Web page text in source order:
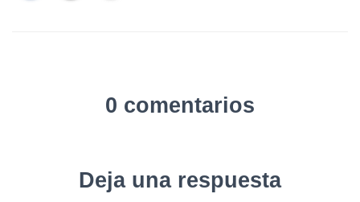
0 comentarios
Deja una respuesta